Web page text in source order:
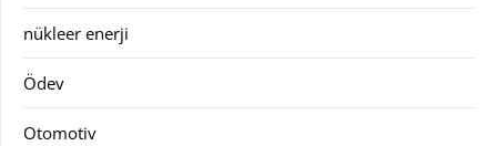
nükleer enerji
Ödev
Otomotiv